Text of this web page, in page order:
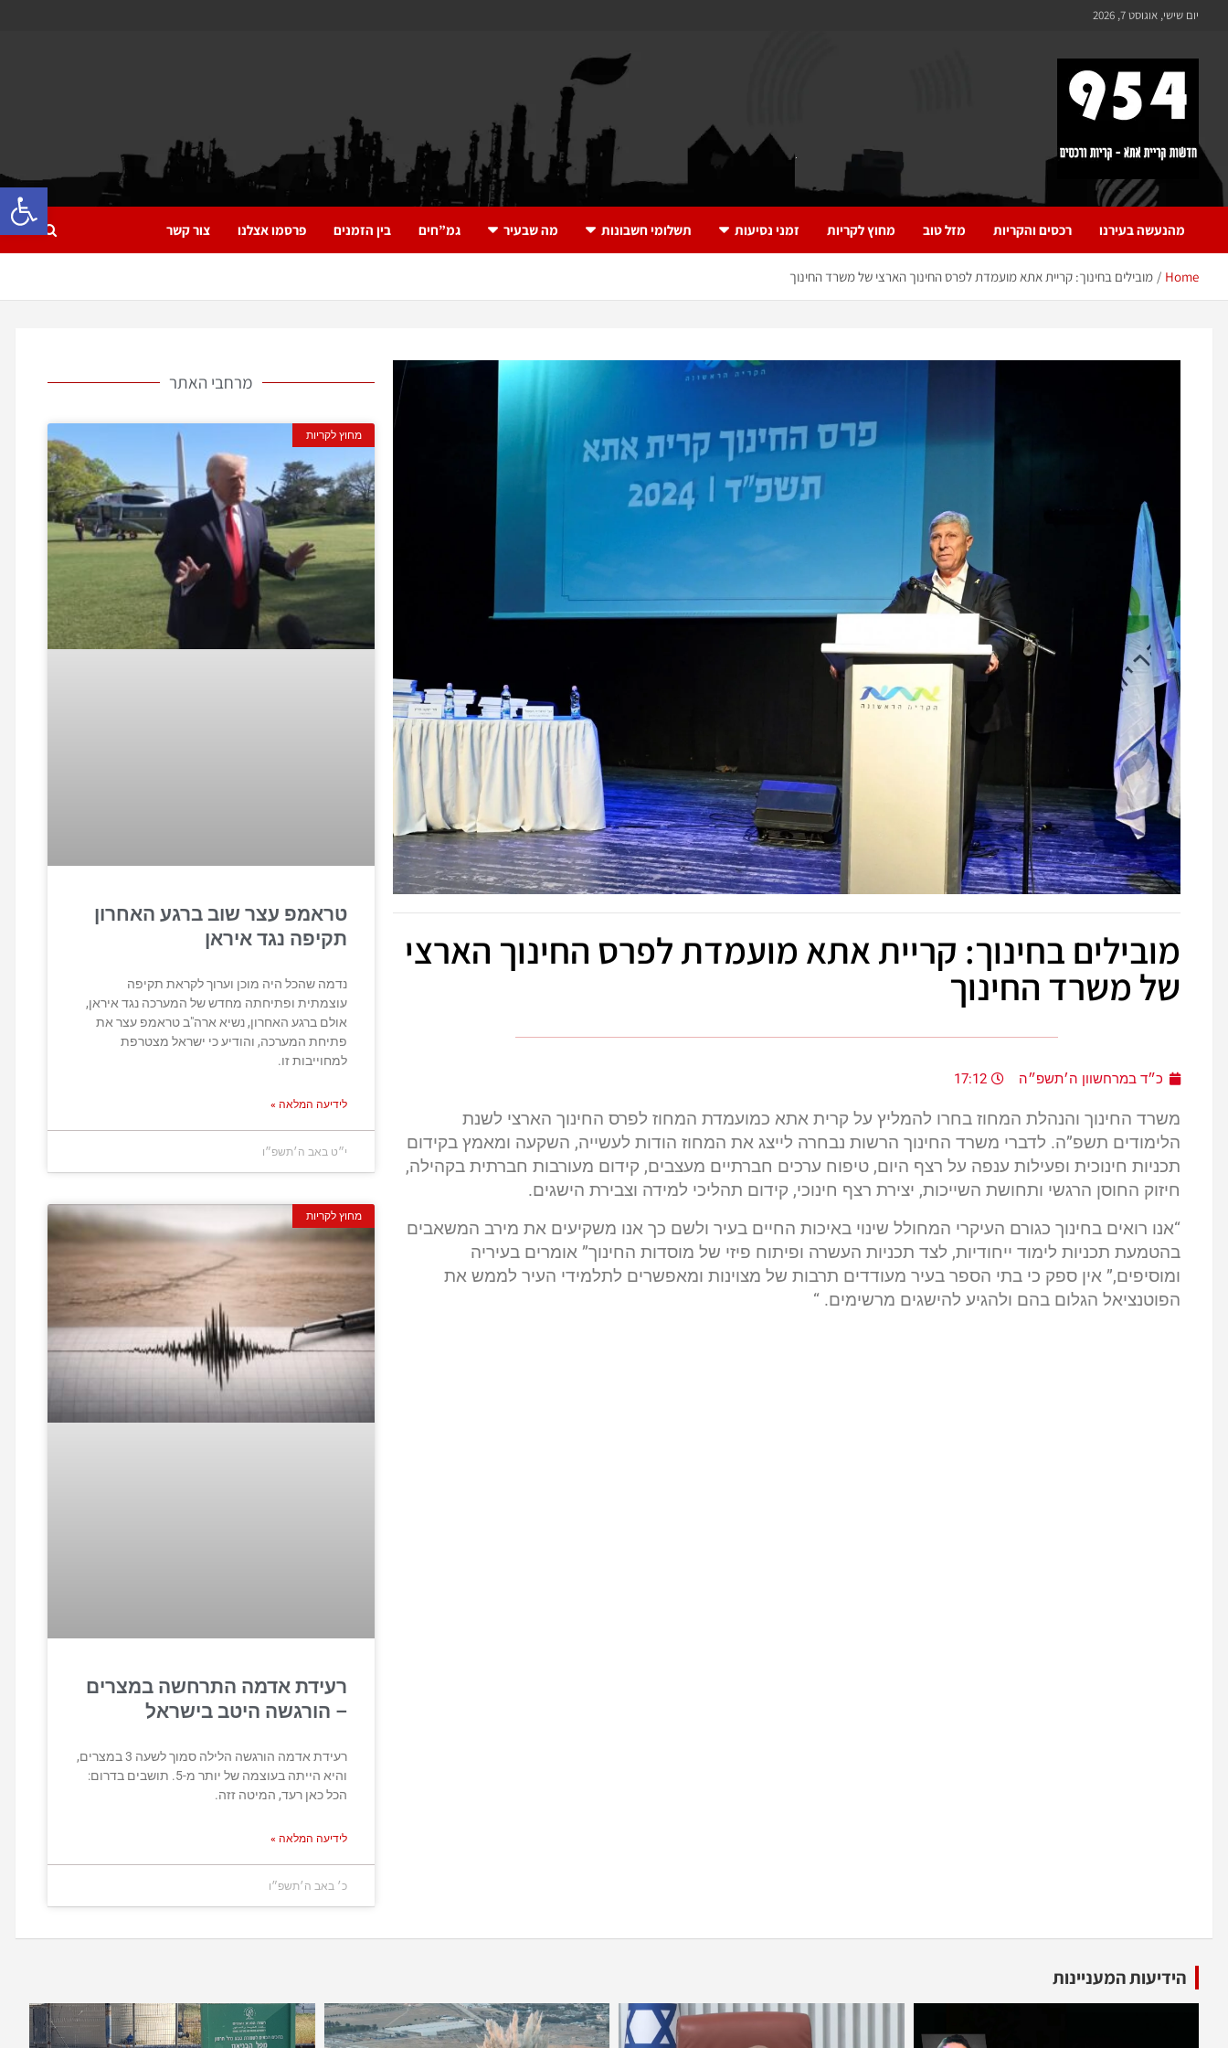
יום שישי, אוגוסט 7, 2026
954 חדשות קריית אתא
כל מה שחדש ומעניין בקריית אתא והקריות
מהנעשה בעירנו רכסים והקריות מזל טוב מחוץ לקריות זמני נסיעות תשלומי חשבונות מה שבעיר גמ”חים בין הזמנים פרסמו אצלנו צור קשר
Home מובילים בחינוך: קריית אתא מועמדת לפרס החינוך הארצי של משרד החינוך
מובילים בחינוך: קריית אתא מועמדת לפרס החינוך הארצי
של משרד החינוך
כ״ד במרחשוון ה׳תשפ״ה 17:12
משרד החינוך והנהלת המחוז בחרו להמליץ על קרית אתא כמועמדת המחוז לפרס החינוך הארצי לשנת
הלימודים תשפ”ה. לדברי משרד החינוך הרשות נבחרה לייצג את המחוז הודות לעשייה, השקעה ומאמץ בקידום
תכניות חינוכית ופעילות ענפה על רצף היום, טיפוח ערכים חברתיים מעצבים, קידום מעורבות חברתית בקהילה,
חיזוק החוסן הרגשי ותחושת השייכות, יצירת רצף חינוכי, קידום תהליכי למידה וצבירת הישגים.
“אנו רואים בחינוך כגורם העיקרי המחולל שינוי באיכות החיים בעיר ולשם כך אנו משקיעים את מירב המשאבים
בהטמעת תכניות לימוד ייחודיות, לצד תכניות העשרה ופיתוח פיזי של מוסדות החינוך” אומרים בעיריה
ומוסיפים,” אין ספק כי בתי הספר בעיר מעודדים תרבות של מצוינות ומאפשרים לתלמידי העיר לממש את
הפוטנציאל הגלום בהם ולהגיע להישגים מרשימים. “
מרחבי האתר
מחוץ לקריות
טראמפ עצר שוב ברגע האחרון
תקיפה נגד איראן
נדמה שהכל היה מוכן וערוך לקראת תקיפה
עוצמתית ופתיחתה מחדש של המערכה נגד איראן,
אולם ברגע האחרון, נשיא ארה"ב טראמפ עצר את
פתיחת המערכה, והודיע כי ישראל מצטרפת
למחוייבות זו.
לידיעה המלאה »
י״ט באב ה׳תשפ״ו
מחוץ לקריות
רעידת אדמה התרחשה במצרים
– הורגשה היטב בישראל
רעידת אדמה הורגשה הלילה סמוך לשעה 3 במצרים,
והיא הייתה בעוצמה של יותר מ-5. תושבים בדרום:
הכל כאן רעד, המיטה זזה.
לידיעה המלאה »
כ׳ באב ה׳תשפ״ו
הידיעות המעניינות